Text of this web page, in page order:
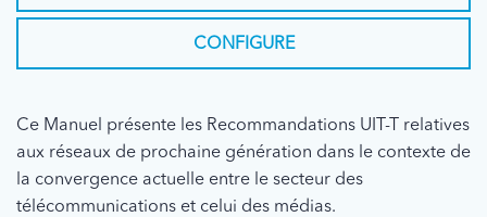
CONFIGURE
Ce Manuel présente les Recommandations UIT-T relatives
aux réseaux de prochaine génération dans le contexte de
la convergence actuelle entre le secteur des
télécommunications et celui des médias.